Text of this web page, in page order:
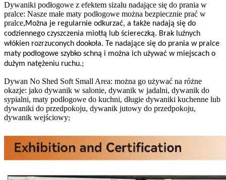
Dywaniki podłogowe z efektem sizalu nadające się do prania w
pralce: Nasze małe maty podłogowe można bezpiecznie prać w
pralce,Można je regularnie odkurzać, a także nadają się do
codziennego czyszczenia miotłą lub ściereczką. Brak luźnych
włókien rozrzuconych dookoła. Te nadające się do prania w pralce
maty podłogowe szybko schną i można ich używać w miejscach o
dużym natężeniu ruchu.;
Dywan No Shed Soft Small Area: można go używać na różne
okazje: jako dywanik w salonie, dywanik w jadalni, dywanik do
sypialni, maty podłogowe do kuchni, długie dywaniki kuchenne lub
dywaniki do przedpokoju, dywanik jutowy do przedpokoju,
dywanik wejściowy;